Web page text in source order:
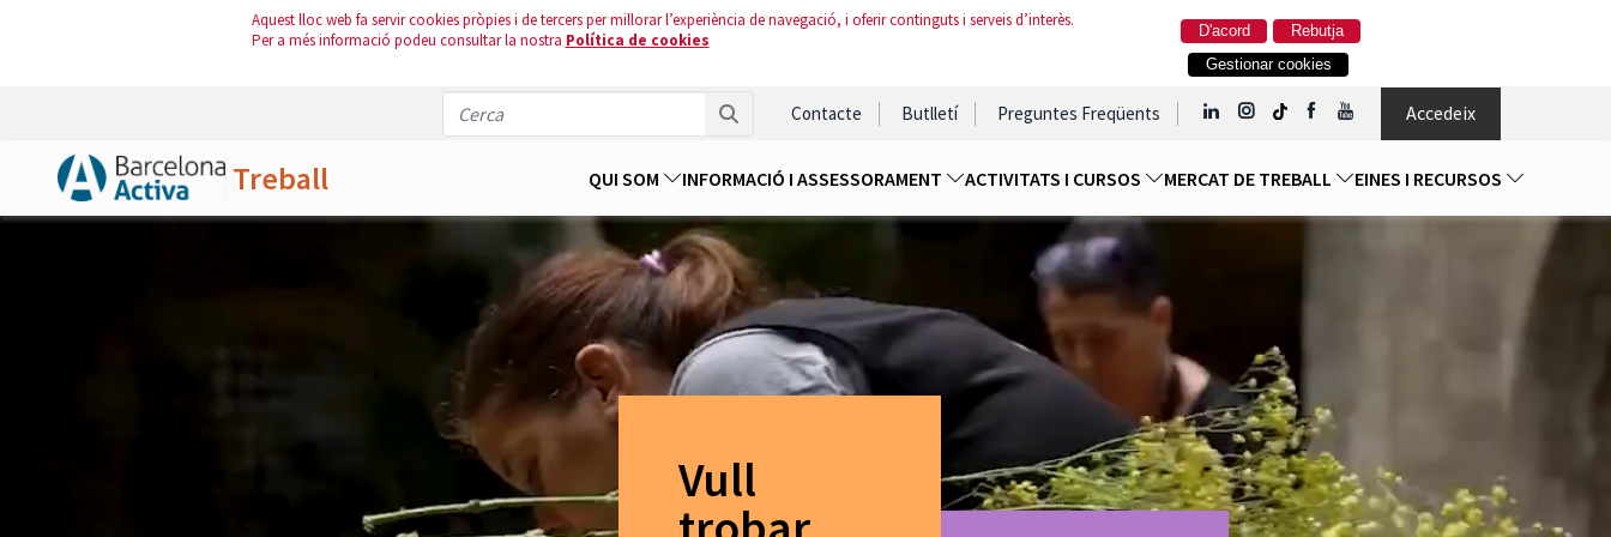
Aquest lloc web fa servir cookies pròpies i de tercers per millorar l’experiència de navegació, i oferir continguts i serveis d’interès.
Per a més informació podeu consultar la nostra Política de cookies Rebutja
D'acord
Gestionar cookies
Contacte Butlletí Preguntes Freqüents Accedeix
Treball QUI SOM INFORMACIÓ I ASSESSORAMENT ACTIVITATS I CURSOS MERCAT DE TREBALL EINES I RECURSOS
Vull